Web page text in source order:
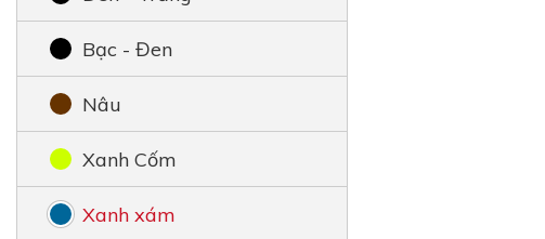
Bạc - Đen
Nâu
Xanh Cốm
Xanh xám